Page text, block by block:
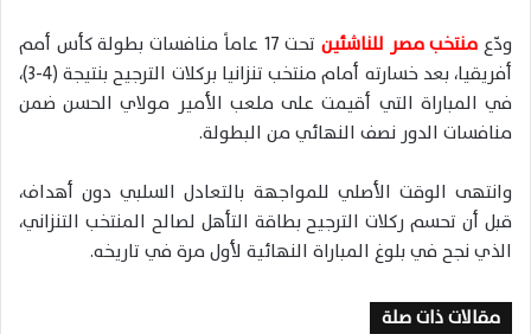
ي
ا
ودّع منتخب مصر للناشئين
تحت 17 عاماً منافسات بطولة كأس أمم
أفريقيا، بعد خسارته أمام منتخب تنزانيا بركلات الترجيح بنتيجة (4-3)،
في المباراة التي أقيمت على ملعب الأمير مولاي الحسن ضمن
منافسات الدور نصف النهائي من البطولة.
وانتهى الوقت الأصلي للمواجهة بالتعادل السلبي دون أهداف،
قبل أن تحسم ركلات الترجيح بطاقة التأهل لصالح المنتخب التنزاني،
الذي نجح في بلوغ المباراة النهائية لأول مرة في تاريخه.
مقالات ذات صلة